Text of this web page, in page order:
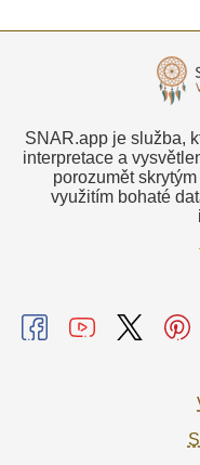
SNAR.app je služba,
interpretace a
porozumět
využitím bohaté